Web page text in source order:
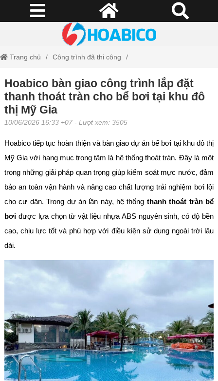
Trang chủ Công trình đã thi công
Hoabico bàn giao công trình lắp đặt thanh thoát tràn cho bể bơi tại khu
đô thị Mỹ Gia
Hoabico bàn giao công trình lắp đặt
thanh thoát tràn cho bể bơi tại khu đô
thị Mỹ Gia
10/06/2026 16:33 +07 - Lượt xem: 3505
Hoabico tiếp tục hoàn thiện và bàn giao dự án bể bơi tại khu đô thị
Mỹ Gia với hạng mục trọng tâm là hệ thống thoát tràn. Đây là một
trong những giải pháp quan trọng giúp kiểm soát mực nước, đảm
bảo an toàn vận hành và nâng cao chất lượng trải nghiệm bơi lội
cho cư dân. Trong dự án lần này, hệ thống thanh thoát tràn bể
bơiđược lựa chọn từ vật liệu nhựa ABS nguyên sinh, có độ bền
cao, chịu lực tốt và phù hợp với điều kiện sử dụng ngoài trời lâu
dài.